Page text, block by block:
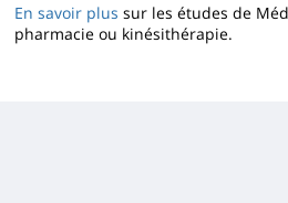
En savoir plus sur les études de
pharmacie ou kinésithérapie.